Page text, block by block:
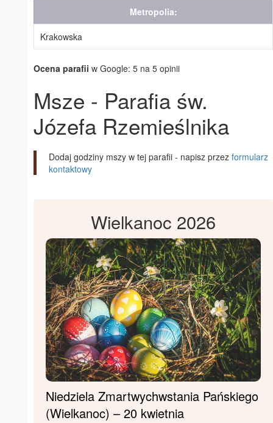
Metropolia:
Krakowska
Ocena parafii w Google: 5 na 5 opinii
Msze - Parafia św.
Józefa Rzemieślnika
Dodaj godziny mszy w tej parafii - napisz przez formularz
kontaktowy
Wielkanoc 2026
Niedziela Zmartwychwstania Pańskiego
(Wielkanoc) – 20 kwietnia